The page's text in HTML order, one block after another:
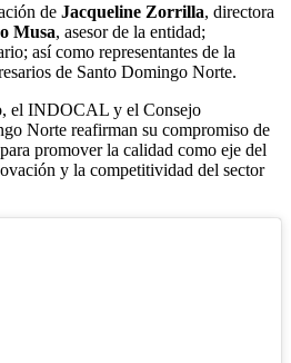
de Jacqueline Zorrilla, directora
Musa, asesor de la entidad;
así como representantes de la
de Santo Domingo Norte.
el INDOCAL y el Consejo
Norte reafirman su compromiso de
promover la calidad como eje del
y la competitividad del sector